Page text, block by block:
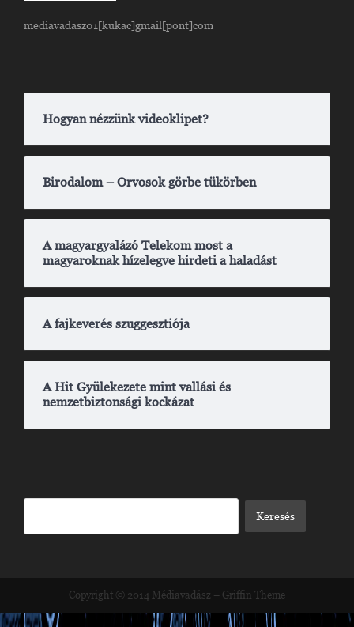
mediavadasz01[kukac]gmail[pont]com
Hogyan nézzünk videoklipet?
Birodalom – Orvosok görbe tükörben
A magyargyalázó Telekom most a
magyaroknak hízelegve hirdeti a haladást
A fajkeverés szuggesztiója
A Hit Gyülekezete mint vallási és
nemzetbiztonsági kockázat
Copyright © 2014 Médiavadász – Griffin Theme